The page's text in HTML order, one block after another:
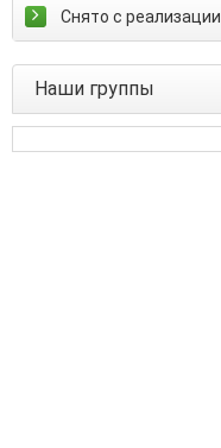
Снято с реализации
Наши группы